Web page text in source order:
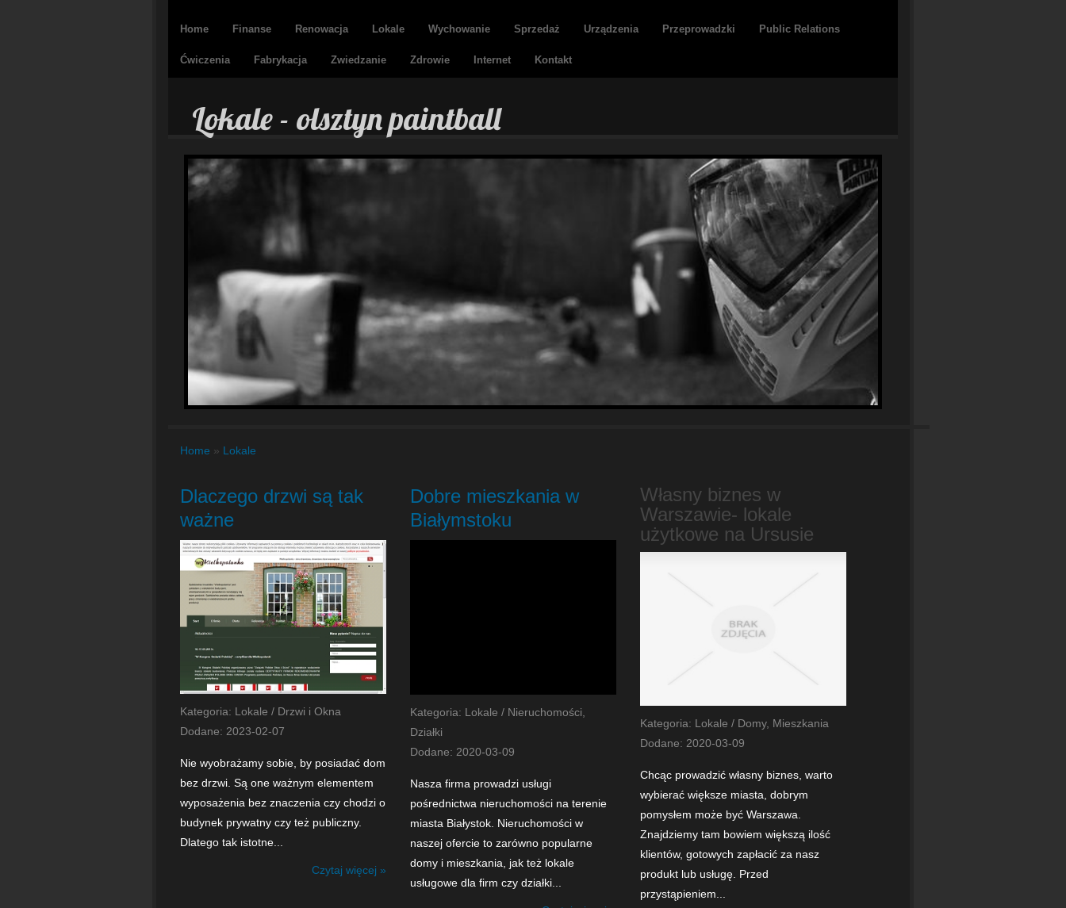
Home Finanse Renowacja Lokale Wychowanie Sprzedaż Urządzenia Przeprowadzki Public Relations
Ćwiczenia Fabrykacja Zwiedzanie Zdrowie Internet Kontakt
Lokale - olsztyn paintball
Home » Lokale
Dlaczego drzwi są tak
ważne
Kategoria: Lokale / Drzwi i Okna
Dodane: 2023-02-07
Nie wyobrażamy sobie, by posiadać dom
bez drzwi. Są one ważnym elementem
wyposażenia bez znaczenia czy chodzi o
budynek prywatny czy też publiczny.
Dlatego tak istotne...
Czytaj więcej »
Dobre mieszkania w
Białymstoku
Kategoria: Lokale / Nieruchomości,
Działki
Dodane: 2020-03-09
Nasza firma prowadzi usługi
pośrednictwa nieruchomości na terenie
miasta Białystok. Nieruchomości w
naszej ofercie to zarówno popularne
domy i mieszkania, jak też lokale
usługowe dla firm czy działki...
Własny biznes w
Warszawie- lokale
użytkowe na Ursusie
Kategoria: Lokale / Domy, Mieszkania
Dodane: 2020-03-09
Chcąc prowadzić własny biznes, warto
wybierać większe miasta, dobrym
pomysłem może być Warszawa.
Znajdziemy tam bowiem większą ilość
klientów, gotowych zapłacić za nasz
produkt lub usługę. Przed
przystąpieniem...